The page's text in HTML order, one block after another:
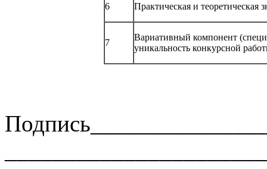
6 Практическая и теоретическая
7
Вариативный компонент
уникальность конкурсной